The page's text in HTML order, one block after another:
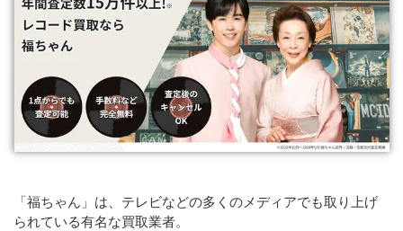
「福ちゃん」は、テレビなどの多くのメディアでも取り上げ
られている有名な買取業者。